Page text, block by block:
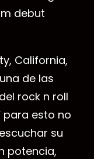
debut
California,
de las
rock n roll
para esto no
su
potencia,